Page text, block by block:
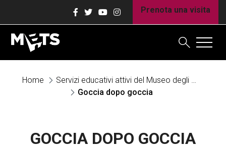
Prenota una visita
Home
Servizi educativi attivi del Museo degli Usi e Costumi della Gente Trentina
Goccia dopo goccia
GOCCIA DOPO GOCCIA